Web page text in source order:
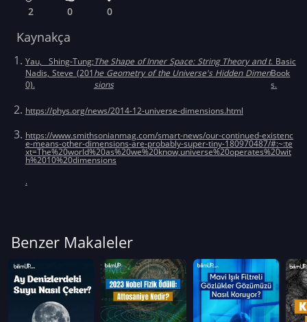
2 0 0
Kaynakça
Yau, Shing-Tung;
Nadis, Steve (201
0).
The Shape of Inner Space: String Theory and t
he Geometry of the Universe's Hidden Dimen
sions
. Basic
Book
s.
https://phys.org/news/2014-12-universe-dimensions.html
https://www.smithsonianmag.com/smart-news/our-continued-existenc
e-means-other-dimensions-are-probably-super-tiny-180970487/#:~:te
xt=The%20world%20as%20we%20know,universe%20operates%20wit
h%2010%20dimensions
.
Benzer Makaleler